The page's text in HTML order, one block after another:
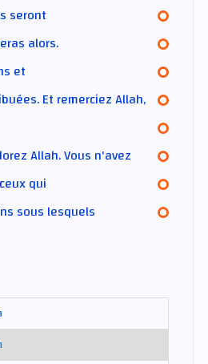
seront
alors.
et
Et remerciez Allah,
Allah. Vous n'avez
qui
sous lesquels